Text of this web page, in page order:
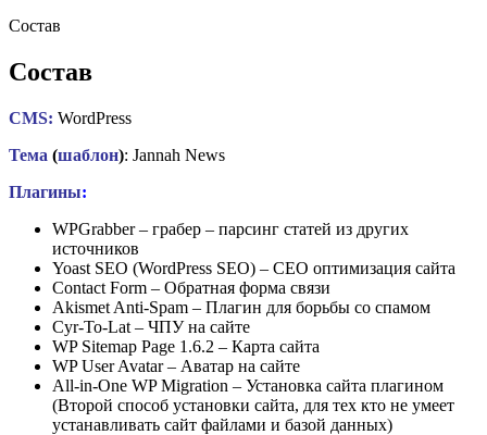
Состав
Состав
CMS: WordPress
Тема (шаблон): Jannah News
Плагины:
WPGrabber – грабер – парсинг статей из других
источников
Yoast SEO (WordPress SEO) – СЕО оптимизация сайта
Contact Form – Обратная форма связи
Akismet Anti-Spam – Плагин для борьбы со спамом
Cyr-To-Lat – ЧПУ на сайте
WP Sitemap Page 1.6.2 – Карта сайта
WP User Avatar – Аватар на сайте
All-in-One WP Migration – Установка сайта плагином
(Второй способ установки сайта, для тех кто не умеет
устанавливать сайт файлами и базой данных)